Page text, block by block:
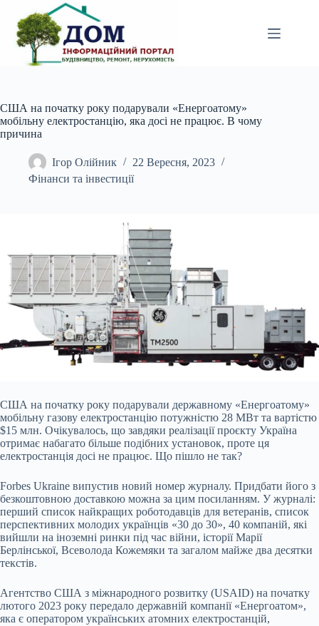
вмісту
США на початку року подарували «Енергоатому»
мобільну електростанцію, яка досі не працює. В чому
причина
Ігор Олійник
22 Вересня, 2023
Фінанси та інвестиції
США на початку року подарували державному «Енергоатому»
мобільну газову електростанцію потужністю 28 МВт та вартістю
$15 млн. Очікувалось, що завдяки реалізації проєкту Україна
отримає набагато більше подібних установок, проте ця
електростанція досі не працює. Що пішло не так?
Forbes Ukraine випустив новий номер журналу. Придбати його з
безкоштовною доставкою можна за цим посиланням. У журналі:
перший список найкращих роботодавців для ветеранів, список
перспективних молодих українців «30 до 30», 40 компаній, які
вийшли на іноземні ринки під час війни, історії Марії
Берлінської, Всеволода Кожемяки та загалом майже два десятки
текстів.
Агентство США з міжнародного розвитку (USAID) на початку
лютого 2023 року передало державній компанії «Енергоатом»,
яка є оператором українських атомних електростанцій,